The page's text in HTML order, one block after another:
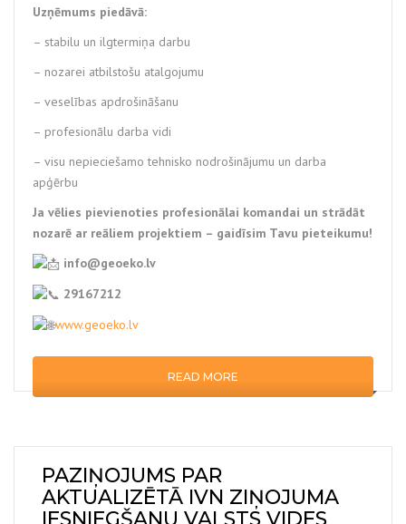
Uzņēmums piedāvā:
– stabilu un ilgtermiņa darbu
– nozarei atbilstošu atalgojumu
– veselības apdrošināšanu
– profesionālu darba vidi
– visu nepieciešamo tehnisko nodrošinājumu un darba
apģērbu
Ja vēlies pievienoties profesionālai komandai un strādāt
nozarē ar reāliem projektiem – gaidīsim Tavu pieteikumu!
info@geoeko.lv
29167212
www.geoeko.lv
READ MORE
PAZIŅOJUMS PAR
AKTUALIZĒTĀ IVN ZIŅOJUMA
IESNIEGŠANU VALSTS VIDES